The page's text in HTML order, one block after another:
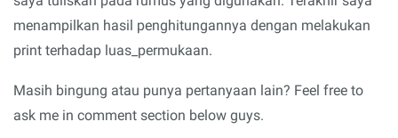
menampilkan hasil penghitungannya dengan melakukan
print terhadap luas_permukaan.
Masih bingung atau punya pertanyaan lain? Feel free to
ask me in comment section below guys.